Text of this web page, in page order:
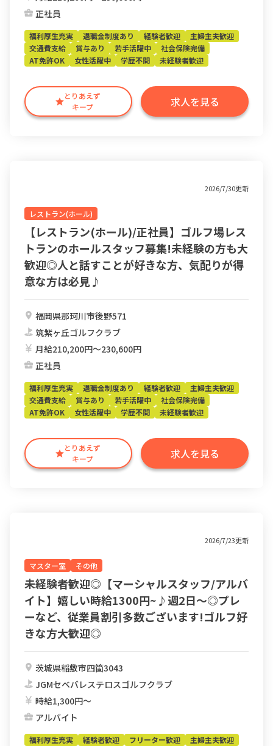
正社員
とりあえず
キープ
求人を見る
福利厚生充実 退職金制度あり 経験者歓迎
主婦主夫歓迎
交通費支給
賞与あり 若手活躍中
社会保険完備
AT免許OK
女性活躍中 学歴不問 未経験者歓迎
2026/7/30更新
レストラン(ホール)
【レストラン(ホール)/正社員】ゴルフ場レス
トランのホールスタッフ募集!未経験の方も大
歓迎◎人と話すことが好きな方、気配りが得
意な方は必見♪
福岡県那珂川市後野571
筑紫ヶ丘ゴルフクラブ
月給210,200円〜230,600円
正社員
とりあえず
キープ
求人を見る
福利厚生充実 退職金制度あり 経験者歓迎
主婦主夫歓迎
交通費支給
賞与あり 若手活躍中
社会保険完備
AT免許OK
女性活躍中 学歴不問 未経験者歓迎
2026/7/23更新
マスター室 その他
未経験者歓迎◎【マーシャルスタッフ/アルバ
イト】嬉しい時給1300円~♪週2日〜◎プレ
ーなど、従業員割引多数ございます!ゴルフ好
きな方大歓迎◎
茨城県稲敷市四箇3043
JGMセベバレステロスゴルフクラブ
時給1,300円〜
アルバイト
福利厚生充実 経験者歓迎 フリーター歓迎
主婦主夫歓迎